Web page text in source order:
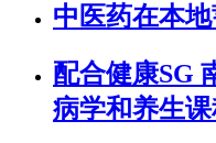
中医药在本
配合健康SG
病学和养生